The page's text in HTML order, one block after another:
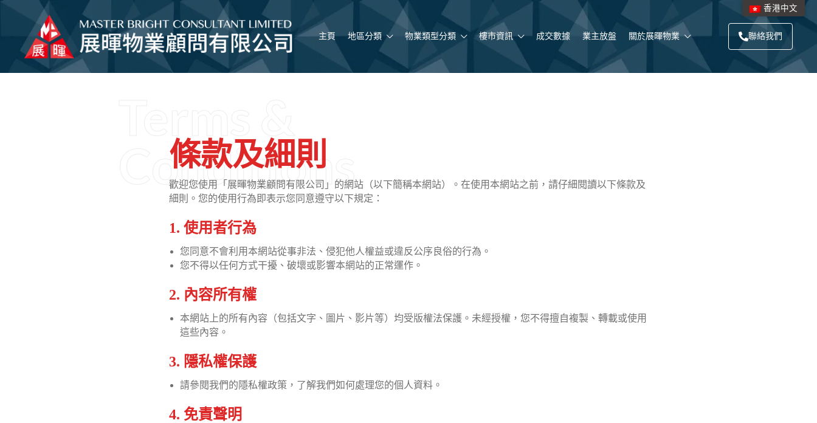
主頁 地區分類 物業類型分類 樓市資訊 成交數據 業主放盤 關於展暉物業 聯絡我們
Conditions
條款及細則
歡迎您使用「展暉物業顧問有限公司」的網站（以下簡稱本網站）。在使用本網站之前，請仔細閱讀以下條款及
細則。您的使用行為即表示您同意遵守以下規定：
1. 使用者行為
您同意不會利用本網站從事非法、侵犯他人權益或違反公序良俗的行為。
您不得以任何方式干擾、破壞或影響本網站的正常運作。
2. 內容所有權
本網站上的所有內容（包括文字、圖片、影片等）均受版權法保護。未經授權，您不得擅自複製、轉載或使用
這些內容。
3. 隱私權保護
請參閱我們的隱私權政策，了解我們如何處理您的個人資料。
4. 免責聲明
香港中文